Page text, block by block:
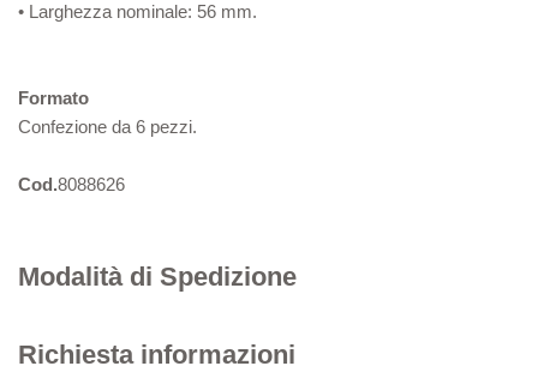
• Larghezza nominale: 56 mm.
Formato
Confezione da 6 pezzi.
Cod.8088626
Modalità di Spedizione
Richiesta informazioni